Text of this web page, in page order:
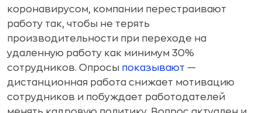
коронавирусом, компании перестраивают
работу так, чтобы не терять
производительности при переходе на
удаленную работу как минимум 30%
сотрудников. Опросы показывают —
дистанционная работа снижает мотивацию
сотрудников и побуждает работодателей